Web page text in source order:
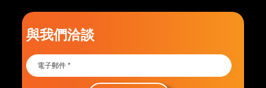
與我們洽談